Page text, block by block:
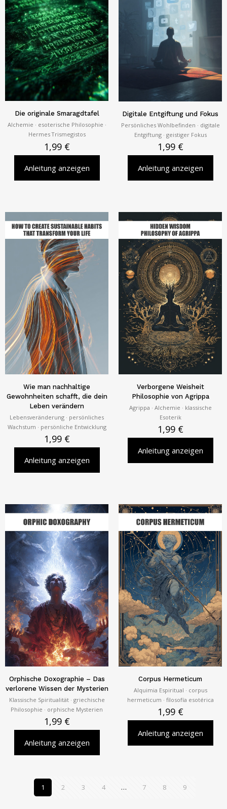
Die originale Smaragdtafel
Alchemie · esoterische Philosophie ·
Hermes Trismegistos
1,99 €
Anleitung anzeigen
Digitale Entgiftung und Fokus
Persönliches Wohlbefinden · digitale
Entgiftung · geistiger Fokus
1,99 €
Anleitung anzeigen
Wie man nachhaltige
Gewohnheiten schafft, die dein
Leben verändern
Lebensveränderung · persönliches
Wachstum · persönliche Entwicklung
1,99 €
Anleitung anzeigen
Verborgene Weisheit
Philosophie von Agrippa
Agrippa · Alchemie · klassische
Esoterik
1,99 €
Anleitung anzeigen
Orphische Doxographie – Das
verlorene Wissen der Mysterien
Klassische Spiritualität · griechische
Philosophie · orphische Mysterien
1,99 €
Anleitung anzeigen
Corpus Hermeticum
Alquimia Espiritual · corpus
hermeticum · filosofía esotérica
1,99 €
Anleitung anzeigen
1 2 3 4 … 7 8 9